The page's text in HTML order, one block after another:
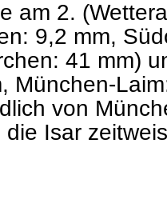
am 2.
9,2 mm,
41 mm)
München-
von
Isar